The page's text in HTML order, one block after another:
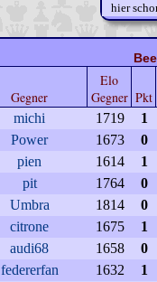
hier
Gegner
Elo
Gegner Pkt
michi 1719
1
Power 1673
0
pien 1614
1
pit 1764
0
Umbra 1814
0
citrone 1675
1
audi68 1658
0
federerfan 1632
1